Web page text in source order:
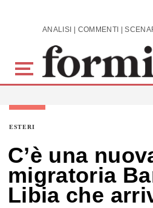
Skip to main content
ESTERI
C’è una
migratoria
Libia che